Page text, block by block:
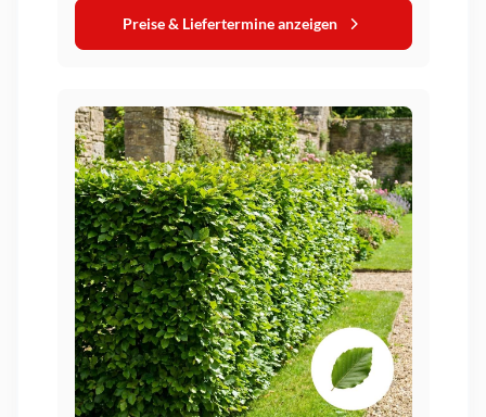
Preise & Liefertermine anzeigen